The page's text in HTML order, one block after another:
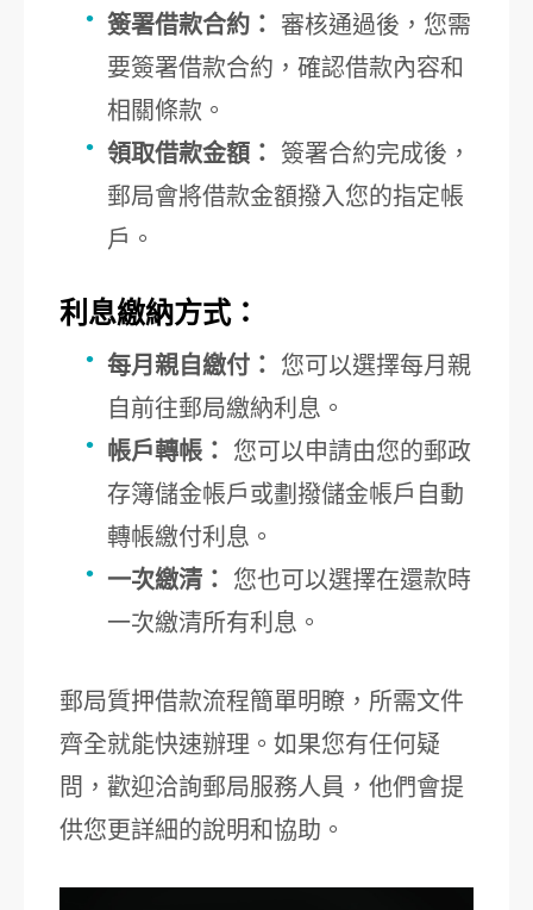
簽署借款合約：
審核通過後，您需
要簽署借款合約，確認借款內容和
相關條款。
領取借款金額：
簽署合約完成後，
郵局會將借款金額撥入您的指定帳
戶。
利息繳納方式：
每月親自繳付：
您可以選擇每月親
自前往郵局繳納利息。
帳戶轉帳：
您可以申請由您的郵政
存簿儲金帳戶或劃撥儲金帳戶自動
轉帳繳付利息。
一次繳清：
您也可以選擇在還款時
一次繳清所有利息。
郵局質押借款流程簡單明瞭，所需文件
齊全就能快速辦理。如果您有任何疑
問，歡迎洽詢郵局服務人員，他們會提
供您更詳細的說明和協助。